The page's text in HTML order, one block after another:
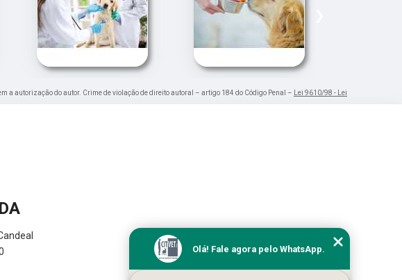
a autorização do autor. Crime de violação de direito autoral – artigo 184 do Código Penal –
Lei 9610/98 - Lei
Olá! Fale agora pelo WhatsApp.